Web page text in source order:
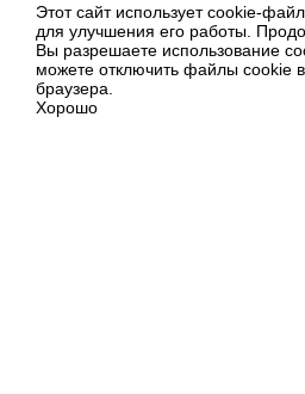
Этот сайт использует cookie-
для улучшения его работы.
Вы разрешаете использование
можете отключить файлы cookie
браузера.
Хорошо